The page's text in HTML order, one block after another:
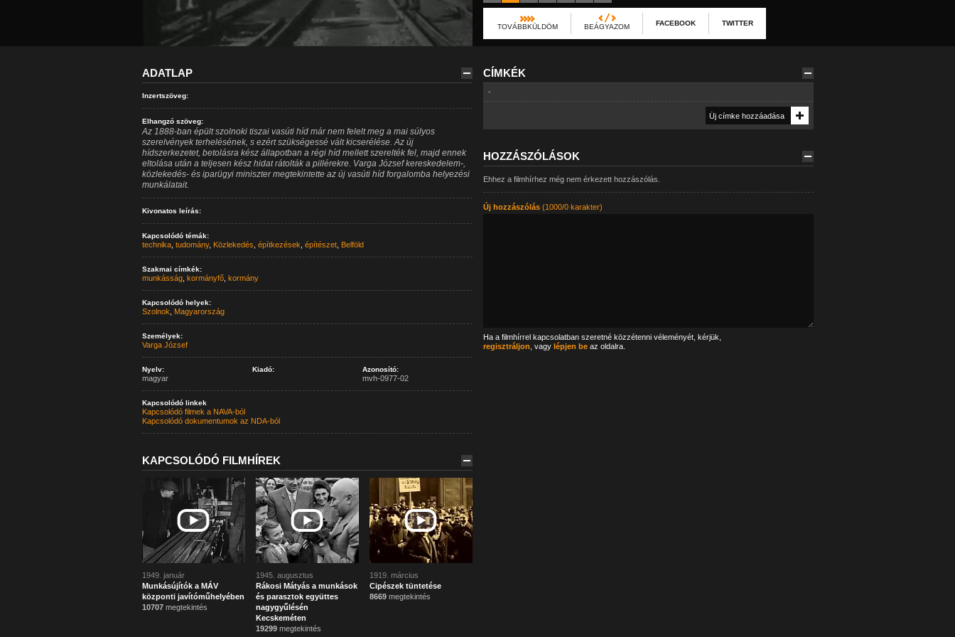
TOVÁBBKÜLDÖM BEÁGYAZOM FACEBOOK TWITTER
ADATLAP
Inzertszöveg:
Elhangzó szöveg:
Az 1888-ban épült szolnoki tiszai vasúti híd már nem felelt meg a mai súlyos
szerelvények terhelésének, s ezért szükségessé vált kicserélése. Az új
hídszerkezetet, betolásra kész állapotban a régi híd mellett szerelték fel, majd ennek
eltolása után a teljesen kész hidat rátolták a pillérekre. Varga József kereskedelem-,
közlekedés- és iparügyi miniszter megtekintette az új vasúti híd forgalomba helyezési
munkálatait.
Kivonatos leírás:
Kapcsolódó témák:
technika, tudomány, Közlekedés építkezések építészet, Belföld
Szakmai címkék:
munkásság, kormányfő, kormány
Kapcsolódó helyek:
Szolnok Magyarország
Személyek:
Varga József
Nyelv:
magyar
Kiadó: Azonosító:
mvh-0977-02
Kapcsolódó linkek
Kapcsolódó filmek a NAVA-ból
Kapcsolódó dokumentumok az NDA-ból
KAPCSOLÓDÓ FILMHÍREK
1949. január
Munkásújítók a MÁV
központi javítóműhelyében
10707megtekintés
1945. augusztus
Rákosi Mátyás a munkások
és parasztok együttes
nagygyűlésén
Kecskeméten
19299megtekintés
1919. március
Cipészek tüntetése
8669megtekintés
CÍMKÉK
-
HOZZÁSZÓLÁSOK
Ehhez a filmhírhez még nem érkezett hozzászólás.
Új hozzászólás(1000/0 karakter)
Ha a filmhírrel kapcsolatban szeretné közzétenni véleményét, kérjük,
regisztráljon , vagy lépjen beaz oldalra.